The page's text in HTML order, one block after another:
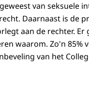
van seksuele
Daarnaast is de
aan de rechter.
waarom. Zo'n
van het